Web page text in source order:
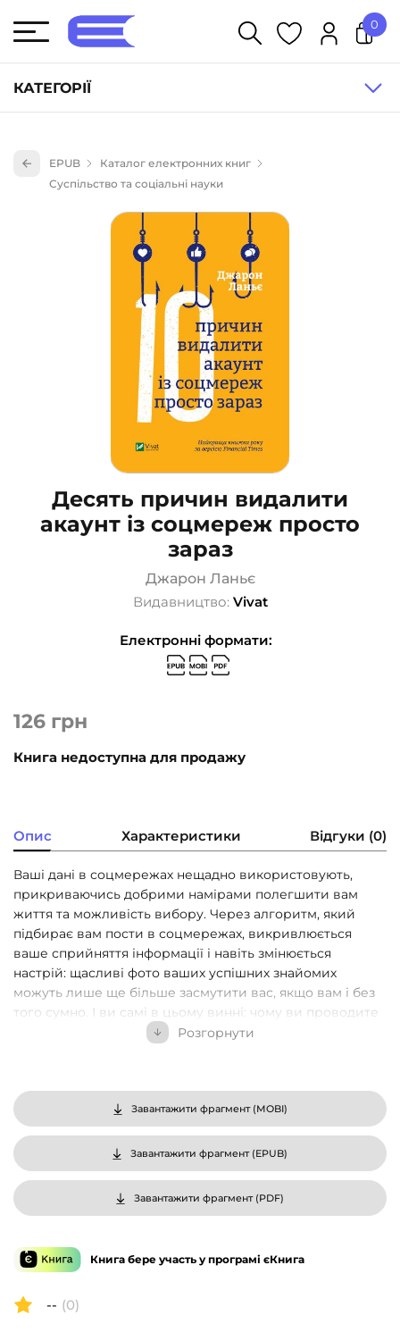
КАТЕГОРІЇ
Книги для дітей (835)
Науково-популярна література (1015)
Навчальна література та посібники (527)
Енциклопедії, довідники, словники (55)
Подарункові сертифікати (1)
0
EPUB
Каталог електронних книг
Суспільство та соціальні науки
Десять причин видалити
акаунт із соцмереж просто
зараз
Джарон Ланьє
Видавництво: Vivat
Електронні формати:
126 грн
Книга недоступна для продажу
Опис Характеристики Відгуки (0)
Ваші дані в соцмережах нещадно використовують,
прикриваючись добрими намірами полегшити вам
життя та можливість вибору. Через алгоритм, який
підбирає вам пости в соцмережах, викривлюється
ваше сприйняття інформації і навіть змінюється
настрій: щасливі фото ваших успішних знайомих
можуть лише ще більше засмутити вас, якщо вам і без
того сумно. І ви самі в цьому винні: чому ви проводите
весь вільний час у соцмережах?
нові технології та позбутися залежності від сповіщень,
лайків і решти дофамінових гачків. А ще розповідає, як
бути «котиком», — незалежним і свідомим.
Розгорнути
Завантажити фрагмент (MOBI)
Завантажити фрагмент (EPUB)
Завантажити фрагмент (PDF)
Книга бере участь у програмі єКнига
-- (0)